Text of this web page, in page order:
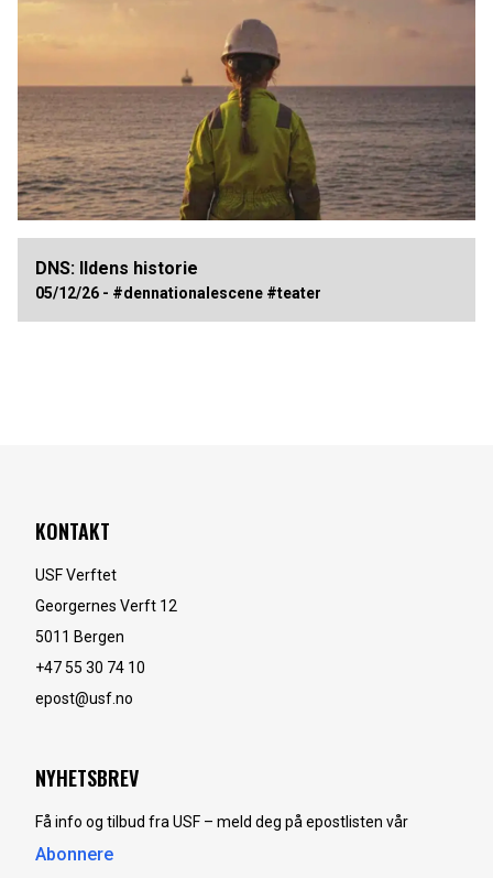
DNS: Ildens historie
05/12/26 - #dennationalescene #teater
KONTAKT
USF Verftet
Georgernes Verft 12
5011 Bergen
+47 55 30 74 10
epost@usf.no
NYHETSBREV
Få info og tilbud fra USF – meld deg på epostlisten vår
Abonnere